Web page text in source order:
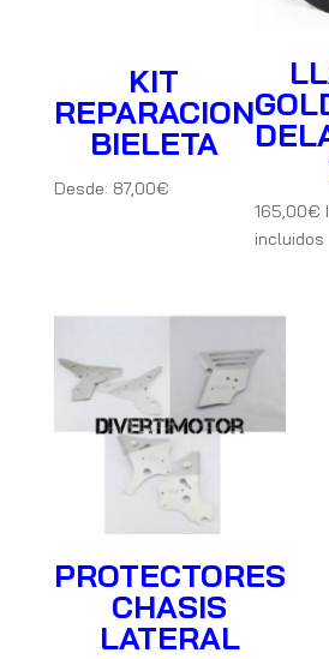
KIT
REPARACION
BIELETA
Desde: 87,00€
165,00€
incluidos
PROTECTORES
CHASIS
LATERAL